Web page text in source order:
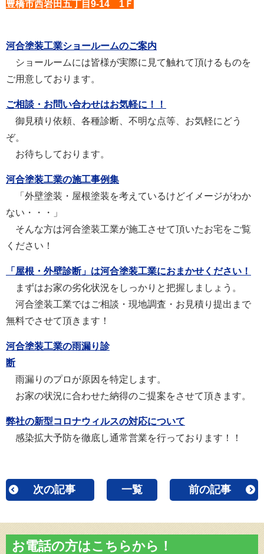
豊橋市西岩田五丁目9-14 1Ｆ
河合塗装工業ショールームのご案内
ショールームには皆様が実際に見て触れて頂けるものを
ご用意しております。
ご相談・お問い合わせはお気軽に！！
御見積り依頼、各種診断、不明な点等、お気軽にどう
ぞ。
お待ちしております。
河合塗装工業の施工事例集
「外壁塗装・屋根塗装を考えているけどイメージがわか
ない・・・」
そんな方は河合塗装工業が施工させて頂いたお宅をご覧
ください！
「屋根・外壁診断」は河合塗装工業におまかせください！
まずはお家の劣化状況をしっかりと把握しましょう。
河合塗装工業ではご相談・現地調査・お見積り提出まで
無料でさせて頂きます！
河合塗装工業の雨漏り診
断
雨漏りのプロが原因を特定します。
お家の状況に合わせた納得のご提案をさせて頂きます。
弊社の新型コロナウィルスの対応について
感染拡大予防を徹底し通常営業を行っております！！
次の記事 一覧 前の記事
お電話の方はこちらから！